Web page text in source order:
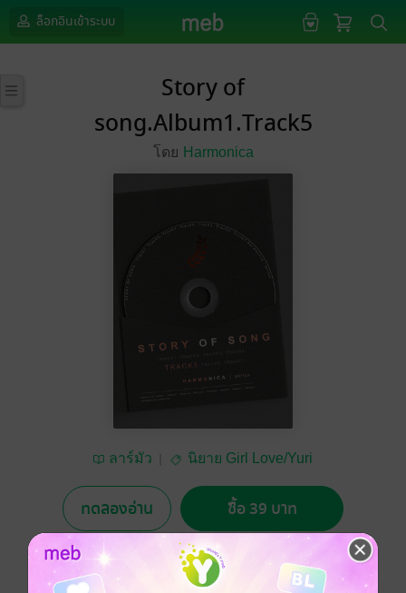
ล็อกอินเข้าระบบ
Story of
song.Album1.Track5
โดย Harmonica
ลาร์มัว นิยาย Girl Love/Yuri
ทดลองอ่าน ซื้อ 39 บาท
No Rating